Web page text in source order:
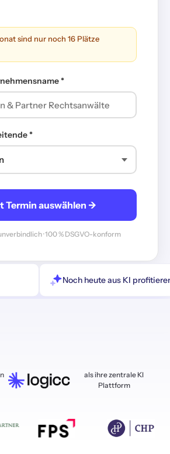
sind nur noch 16 Plätze
*
*
Termin auswählen →
· 100 % DSGVO-konform
Noch heute aus KI
als ihre zentrale KI
Plattform